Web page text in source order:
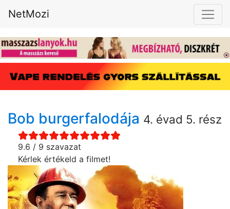
NetMozi
Bob burgerfalodája 4. évad 5. rész
9.6 / 9 szavazat
Kérlek értékeld a filmet!